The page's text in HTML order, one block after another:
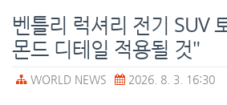
벤틀리 럭셔리 전기 SUV
몬드 디테일 적용될 것"
WORLD NEWS 2026. 8. 3. 16:30